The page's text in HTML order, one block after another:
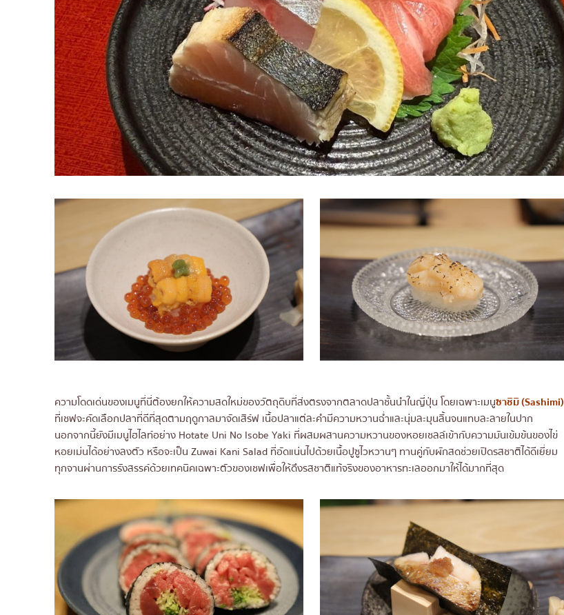
ความโดดเด่นของเมนูที่นี่ต้องยกให้ความสดใหม่ของวัตถุดิบที่ส่งตรงจากตลาดปลาชั้นนำในญี่ปุ่น โดยเฉพาะเมนูซาชิมิ (Sashimi)
ที่เชฟจะคัดเลือกปลาที่ดีที่สุดตามฤดูกาลมาจัดเสิร์ฟ เนื้อปลาแต่ละคำมีความหวานฉ่ำและนุ่มละมุนลิ้นจนแทบละลายในปาก
นอกจากนี้ยังมีเมนูไฮไลท์อย่าง Hotate Uni No Isobe Yaki ที่ผสมผสานความหวานของหอยเชลล์เข้ากับความมันเข้มข้นของไข่
หอยเม่นได้อย่างลงตัว หรือจะเป็น Zuwai Kani Salad ที่อัดแน่นไปด้วยเนื้อปูซูไวหวานๆ ทานคู่กับผักสดช่วยเปิดรสชาติได้ดีเยี่ยม
ทุกจานผ่านการรังสรรค์ด้วยเทคนิคเฉพาะตัวของเชฟเพื่อให้ดึงรสชาติแท้จริงของอาหารทะเลออกมาให้ได้มากที่สุด